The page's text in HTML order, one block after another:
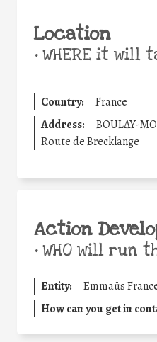
Location
•WHERE it will
Country:
France
Address:
BOULAY-
Route de Brecklange
Action
•WHO will run
Entity: Emmaüs
How can you get in